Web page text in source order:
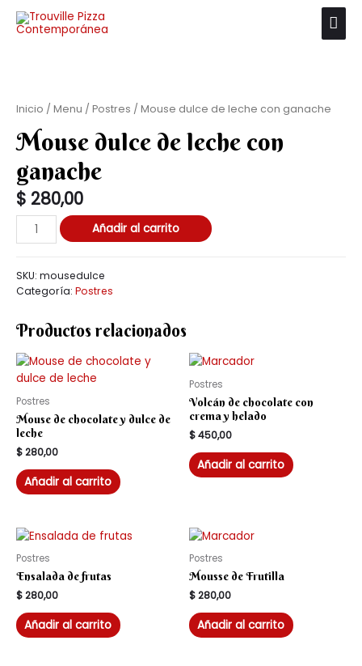
Inicio / Menu / Postres / Mouse dulce de leche con ganache
Mouse dulce de leche con
ganache
$ 280,00
Añadir al carrito
SKU: mousedulce
Categoría: Postres
Productos relacionados
Postres
Mouse de chocolate y dulce de
leche
$280,00
Añadir al carrito
Postres
Volcán de chocolate con
crema y helado
$450,00
Añadir al carrito
Postres
Ensalada de frutas
$280,00
Añadir al carrito
Postres
Mousse de Frutilla
$280,00
Añadir al carrito